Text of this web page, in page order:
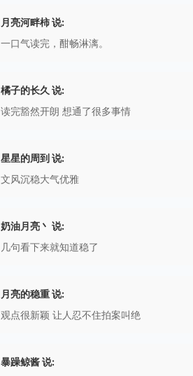
月亮河畔柿 说:
一口气读完，酣畅淋漓。
橘子的长久 说:
读完豁然开朗 想通了很多事情
星星的周到 说:
文风沉稳大气优雅
奶油月亮丶 说:
几句看下来就知道稳了
月亮的稳重 说:
观点很新颖 让人忍不住拍案叫绝
暴躁鲸酱 说: